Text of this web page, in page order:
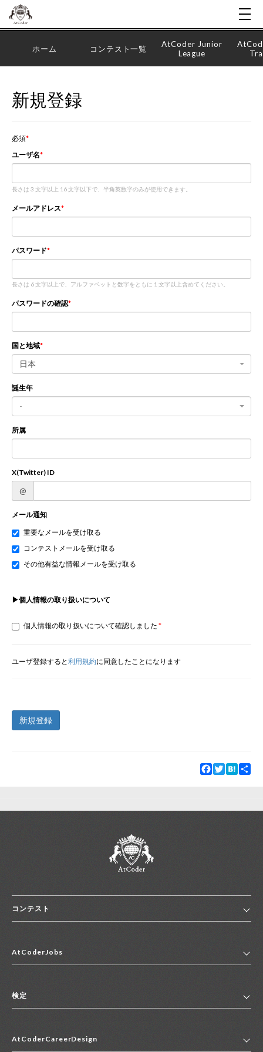
ホーム コンテスト一覧
AtCoder Junior
League
新規登録
必須
ユーザ名
長さは 3 文字以上 16 文字以下で、半角英数字のみが使用できます。
メールアドレス
パスワード
長さは 6 文字以上で、アルファベットと数字をともに 1 文字以上含めてください。
パスワードの確認
国と地域
日本
誕生年
-
所属
X(Twitter) ID
@
メール通知
重要なメールを受け取る
コンテストメールを受け取る
その他有益な情報メールを受け取る
▶個人情報の取り扱いについて
個人情報の取り扱いについて確認しました
ユーザ登録すると利用規約に同意したことになります
新規登録
Facebook
TwitterHatena
コンテスト
コンテスト一覧
便利リンク集
AtCoderJobs
2027年新卒採用求人一覧
中途採用求人一覧
検定
マイページ
AtCoderCareerDesign